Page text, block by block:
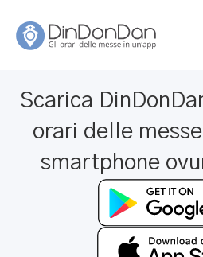
Scarica
orari delle
smartphone